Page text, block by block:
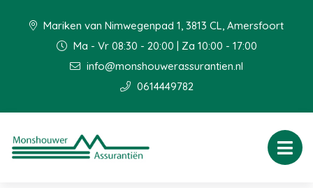
Mariken van Nimwegenpad 1, 3813 CL, Amersfoort
Ma - Vr 08:30 - 20:00 | Za 10:00 - 17:00
info@monshouwerassurantien.nl
0614449782